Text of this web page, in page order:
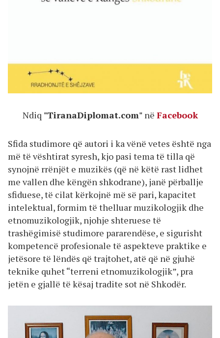
Ndiq "TiranaDiplomat.com" në Facebook
Sfida studimore që autori i ka vënë vetes është nga
më të vështirat syresh, kjo pasi tema të tilla që
synojnë rrënjët e muzikës (që në këtë rast lidhet
me vallen dhe këngën shkodrane), janë përballje
sfiduese, të cilat kërkojnë më së pari, kapacitet
intelektual, formim të thelluar muzikologjik dhe
etnomuzikologjik, njohje shteruese të
trashëgimisë studimore pararendëse, e sigurisht
kompetencë profesionale të aspekteve praktike e
jetësore të lëndës që trajtohet, atë që në gjuhë
teknike quhet “terreni etnomuzikologjik”, pra
jetën e gjallë të kësaj tradite sot në Shkodër.